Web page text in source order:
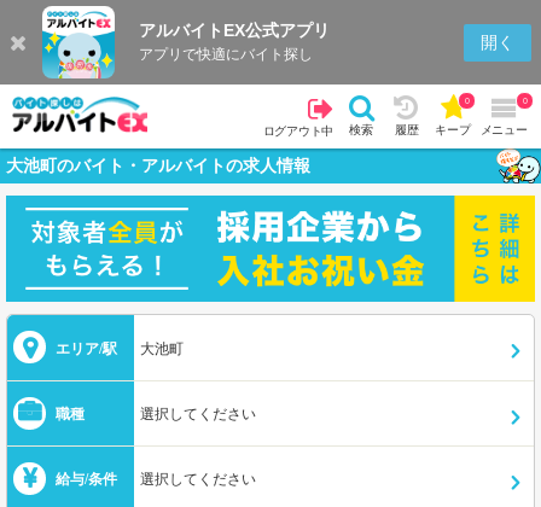
アルバイトEX公式アプリ
アプリで快適にバイト探し
開く
ログアウト中 検索 履歴 キープ
0
メニュー
0
大池町のバイト・アルバイトの求人情報
エリア/駅 大池町
職種 選択してください
給与/条件 選択してください